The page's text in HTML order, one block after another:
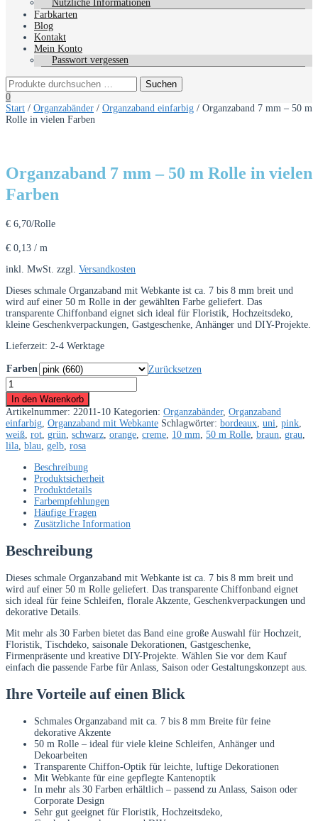
Nützliche Informationen
Farbkarten
Blog
Kontakt
Mein Konto
Passwort vergessen
0
Start / Organzabänder / Organzaband einfarbig / Organzaband 7 mm – 50 m
Rolle in vielen Farben
Organzaband 7 mm – 50 m Rolle in vielen
Farben
€ 6,70/Rolle
€ 0,13 / m
inkl. MwSt. zzgl. Versandkosten
Dieses schmale Organzaband mit Webkante ist ca. 7 bis 8 mm breit und
wird auf einer 50 m Rolle in der gewählten Farbe geliefert. Das
transparente Chiffonband eignet sich ideal für Floristik, Hochzeitsdeko,
kleine Geschenkverpackungen, Gastgeschenke, Anhänger und DIY-Projekte.
Lieferzeit: 2-4 Werktage
Farben
Zurücksetzen
Organzaband
7
mm
–
50
m
Rolle
vielen
Farben
Menge
In den Warenkorb
Artikelnummer: 22011-10 Kategorien: Organzabänder, Organzaband
einfarbig Organzaband mit Webkante Schlagwörter: bordeaux uni pink
weiß rot grün schwarz orange creme 10 mm 50 m Rolle braun grau
lila blau gelb rosa
Beschreibung
Produktsicherheit
Produktdetails
Farbempfehlungen
Häufige Fragen
Zusätzliche Information
Beschreibung
Dieses schmale Organzaband mit Webkante ist ca. 7 bis 8 mm breit und
wird auf einer 50 m Rolle geliefert. Das transparente Chiffonband eignet
sich ideal für feine Schleifen, florale Akzente, Geschenkverpackungen und
dekorative Details.
Mit mehr als 30 Farben bietet das Band eine große Auswahl für Hochzeit,
Floristik, Tischdeko, saisonale Dekorationen, Gastgeschenke,
Firmenpräsente und kreative DIY-Projekte. Wählen Sie vor dem Kauf
einfach die passende Farbe für Anlass, Saison oder Gestaltungskonzept aus.
Ihre Vorteile auf einen Blick
Schmales Organzaband mit ca. 7 bis 8 mm Breite für feine
dekorative Akzente
50 m Rolle – ideal für viele kleine Schleifen, Anhänger und
Dekoarbeiten
Transparente Chiffon-Optik für leichte, luftige Dekorationen
Mit Webkante für eine gepflegte Kantenoptik
In mehr als 30 Farben erhältlich – passend zu Anlass, Saison oder
Corporate Design
Sehr gut geeignet für Floristik, Hochzeitsdeko,